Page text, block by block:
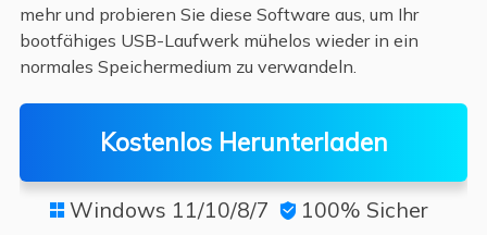
mehr und probieren Sie diese Software aus, um Ihr
bootfähiges USB-Laufwerk mühelos wieder in ein
normales Speichermedium zu verwandeln.
Kostenlos Herunterladen
 Windows 11/10/8/7  100% Sicher